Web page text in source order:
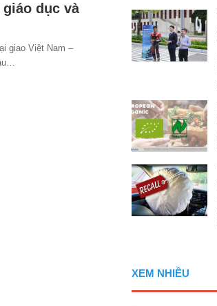
dục và
giao Việt Nam –
XEM NHIỀU